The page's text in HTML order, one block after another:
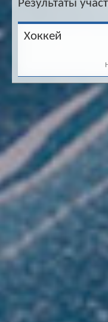
Результаты
Хоккей